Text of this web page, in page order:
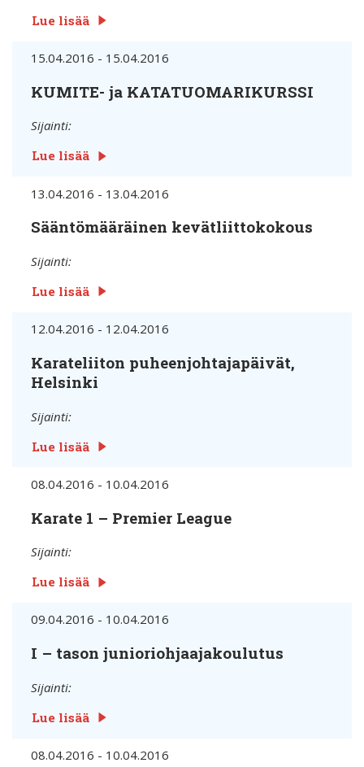
Lue lisää
15.04.2016 - 15.04.2016
KUMITE- ja KATATUOMARIKURSSI
Sijainti:
Lue lisää
13.04.2016 - 13.04.2016
Sääntömääräinen kevätliittokokous
Sijainti:
Lue lisää
12.04.2016 - 12.04.2016
Karateliiton puheenjohtajapäivät,
Helsinki
Sijainti:
Lue lisää
08.04.2016 - 10.04.2016
Karate 1 – Premier League
Sijainti:
Lue lisää
09.04.2016 - 10.04.2016
I – tason junioriohjaajakoulutus
Sijainti:
Lue lisää
08.04.2016 - 10.04.2016